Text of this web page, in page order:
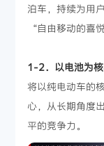
泊车，持续为用
“自由移动的喜
1-2．以电池为
将以纯电动车的
心，从长期角度
平的竞争力。